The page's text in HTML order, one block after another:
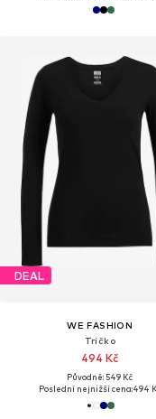
DEAL
WE FASHION
Tričko
494 Kč
Původně: 549 Kč
Poslední nejnižší cena:494